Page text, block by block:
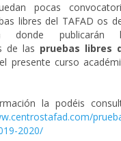
pocas
libres del TAFAD os
donde publicarán
de las pruebas libres
presente curso
la podéis
2020/